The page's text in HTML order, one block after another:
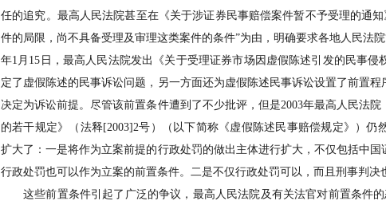
任的追究。最高人民法院甚至在《关于涉证券民事赔偿案件暂不予受理的通
件的局限，尚不具备受理及审理这类案件的条件”为由，明确要求各地人民法
年1月15日，最高人民法院发出《关于受理证券市场因虚假陈述引发的民事
定了虚假陈述的民事诉讼问题，另一方面还为虚假陈述民事诉讼设置了前置
决定为诉讼前提。尽管该前置条件遭到了不少批评，但是2003年最高人民法
的若干规定》（法释[2003]2号）（以下简称《虚假陈述民事赔偿规定》）仍
扩大了：一是将作为立案前提的行政处罚的做出主体进行扩大，不仅包括中
行政处罚也可以作为立案的前置条件。二是不仅行政处罚可以，而且刑事判决
这些前置条件引起了广泛的争议，最高人民法院及有关法官对前置条件